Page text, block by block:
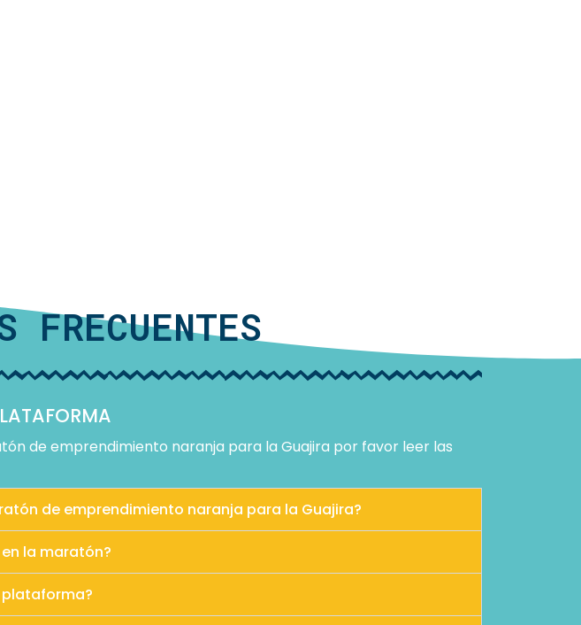
FRECUENTES
de emprendimiento naranja para la Guajira por favor leer las
de emprendimiento naranja para la Guajira?
la maratón?